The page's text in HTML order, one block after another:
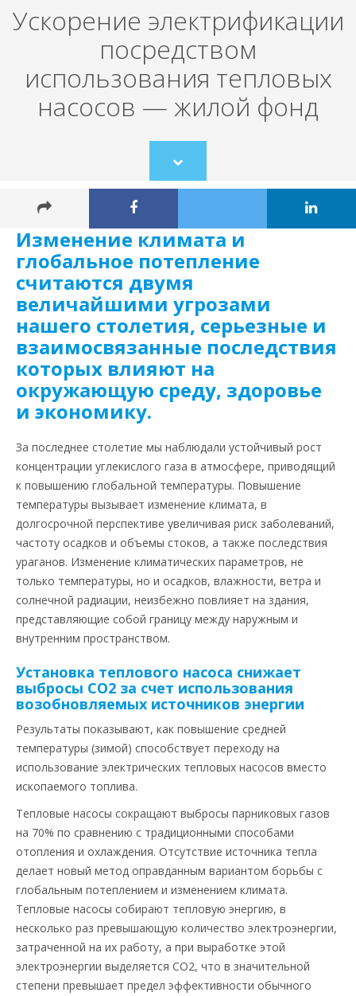
Ускорение электрификации
посредством
использования тепловых
насосов — жилой фонд
Scroll
to
Изменение климата и
глобальное потепление
считаются двумя
величайшими угрозами
нашего столетия, серьезные и
взаимосвязанные последствия
которых влияют на
окружающую среду, здоровье
и экономику.
За последнее столетие мы наблюдали устойчивый рост
концентрации углекислого газа в атмосфере, приводящий
к повышению глобальной температуры. Повышение
температуры вызывает изменение климата, в
долгосрочной перспективе увеличивая риск заболеваний,
частоту осадков и объемы стоков, а также последствия
ураганов. Изменение климатических параметров, не
только температуры, но и осадков, влажности, ветра и
солнечной радиации, неизбежно повлияет на здания,
представляющие собой границу между наружным и
внутренним пространством.
Установка теплового насоса снижает
выбросы CO2 за счет использования
возобновляемых источников энергии
Результаты показывают, как повышение средней
температуры (зимой) способствует переходу на
использование электрических тепловых насосов вместо
ископаемого топлива.
Тепловые насосы сокращают выбросы парниковых газов
на 70% по сравнению с традиционными способами
отопления и охлаждения. Отсутствие источника тепла
делает новый метод оправданным вариантом борьбы с
глобальным потеплением и изменением климата.
Тепловые насосы собирают тепловую энергию, в
несколько раз превышающую количество электроэнергии,
затраченной на их работу, а при выработке этой
электроэнергии выделяется CO2, что в значительной
степени превышает предел эффективности обычного